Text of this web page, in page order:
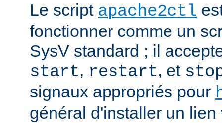
Le script apache2ctl
fonctionner comme un
SysV standard ; il
start, restart, et
signaux appropriés pour
général d'installer un